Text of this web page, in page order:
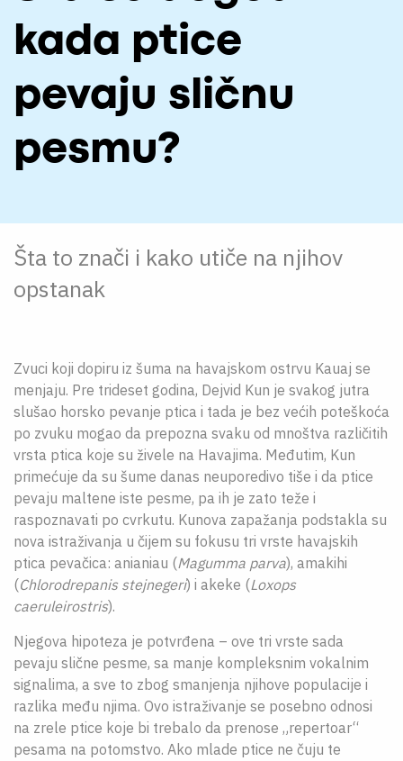
CPN
ЋИР
kada ptice
pevaju sličnu
pesmu?
Šta to znači i kako utiče na njihov
opstanak
Zvuci koji dopiru iz šuma na havajskom ostrvu Kauaj se
menjaju. Pre trideset godina, Dejvid Kun je svakog jutra
slušao horsko pevanje ptica i tada je bez većih poteškoća
po zvuku mogao da prepozna svaku od mnoštva različitih
vrsta ptica koje su živele na Havajima. Međutim, Kun
primećuje da su šume danas neuporedivo tiše i da ptice
pevaju maltene iste pesme, pa ih je zato teže i
raspoznavati po cvrkutu. Kunova zapažanja podstakla su
nova istraživanja u čijem su fokusu tri vrste havajskih
ptica pevačica: anianiau (Magumma parva), amakihi
(Chlorodrepanis stejnegeri) i akeke (Loxops
caeruleirostris).
Njegova hipoteza je potvrđena – ove tri vrste sada
pevaju slične pesme, sa manje kompleksnim vokalnim
signalima, a sve to zbog smanjenja njihove populacije i
razlika među njima. Ovo istraživanje se posebno odnosi
na zrele ptice koje bi trebalo da prenose „repertoar“
pesama na potomstvo. Ako mlade ptice ne čuju te